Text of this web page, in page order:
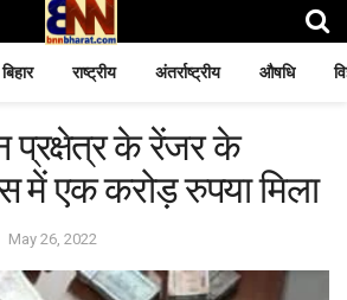
बिहार राष्ट्रीय अंतर्राष्ट्रीय औषधि
प्रक्षेत्र के रेंजर के
में एक करोड़ रुपया मिला
May 26, 2022